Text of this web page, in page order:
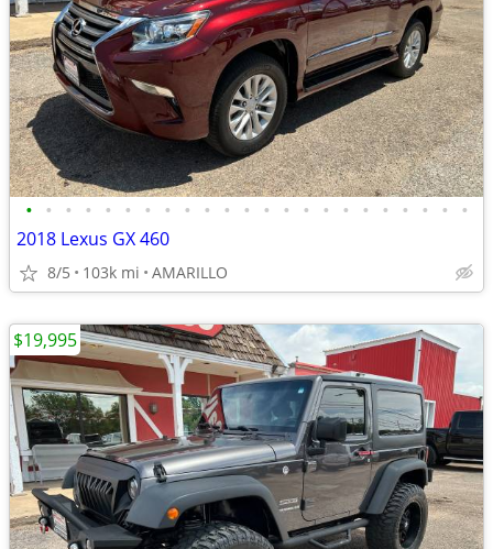
• • • • • • • • • • • • • • • • • • • • • • •
2018 Lexus GX 460
8/5 103k mi AMARILLO
$19,995